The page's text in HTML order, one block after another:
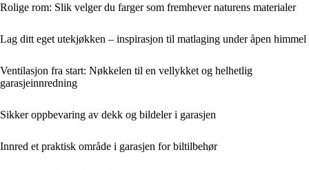
Rolige rom: Slik velger du farger som fremhever naturens materialer
Lag ditt eget utekjøkken – inspirasjon til matlaging under åpen himmel
Ventilasjon fra start: Nøkkelen til en vellykket og helhetlig
garasjeinnredning
Sikker oppbevaring av dekk og bildeler i garasjen
Innred et praktisk område i garasjen for biltilbehør